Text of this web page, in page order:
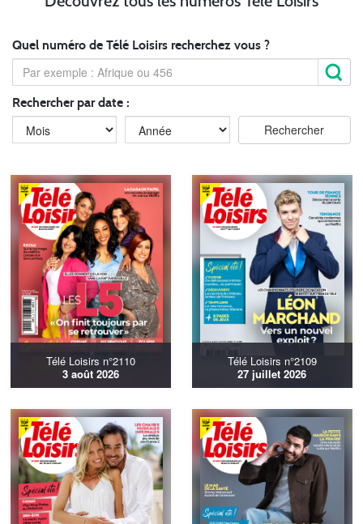
Quel numéro de Télé Loisirs recherchez vous ?
Rechercher par date :
Télé Loisirs n°2110
3 août 2026
Télé Loisirs n°2109
27 juillet 2026